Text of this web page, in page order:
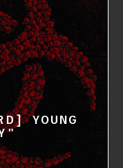
YOUNG